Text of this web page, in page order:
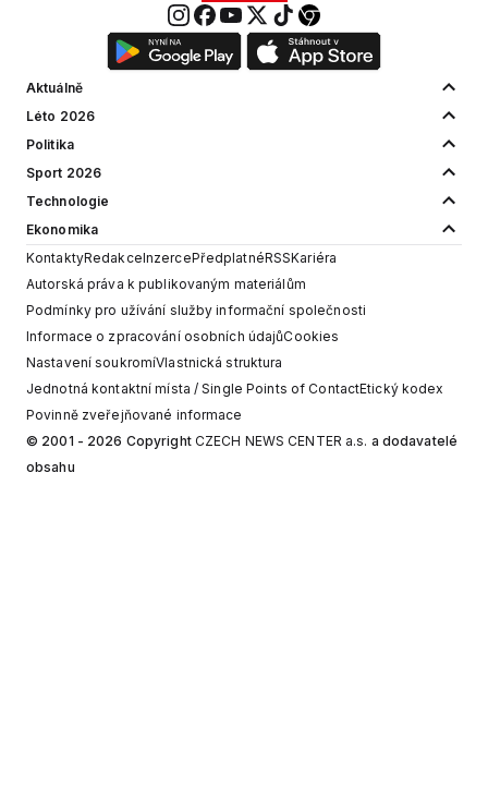
Aktuálně
Léto 2026
Politika
Sport 2026
Technologie
Ekonomika
KontaktyRedakceInzercePředplatnéRSSKariéra
Autorská práva k publikovaným materiálům
Podmínky pro užívání služby informační společnosti
Informace o zpracování osobních údajůCookies
Nastavení soukromíVlastnická struktura
Jednotná kontaktní místa / Single Points of ContactEtický kodex
Povinně zveřejňované informace
© 2001 - 2026 Copyright CZECH NEWS CENTER a.s. a dodavatelé
obsahu